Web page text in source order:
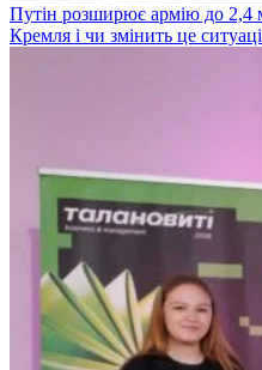
Путін розширює армію до 2,4
Кремля і чи змінить це